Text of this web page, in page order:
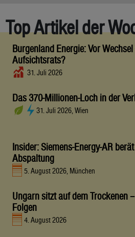
Top Artikel der
Burgenland Energie: Vor
Aufsichtsrats?
31. Juli 2026
Das 370-Millionen-Loch in der
31. Juli 2026, Wien
Insider: Siemens-Energy-AR
Abspaltung
5. August 2026, München
Ungarn sitzt auf dem Trockenen
Folgen
4. August 2026